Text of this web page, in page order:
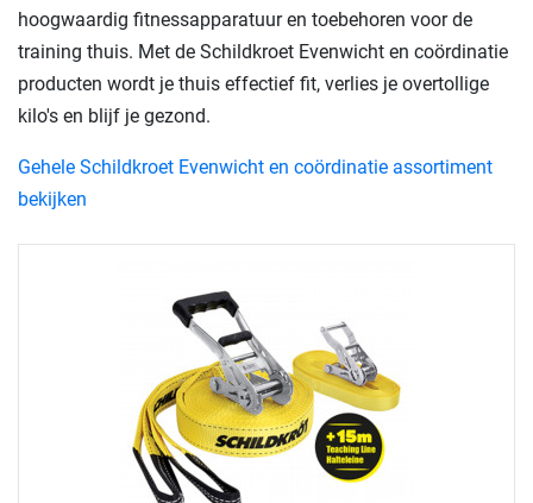
hoogwaardig fitnessapparatuur en toebehoren voor de
training thuis. Met de Schildkroet Evenwicht en coördinatie
producten wordt je thuis effectief fit, verlies je overtollige
kilo's en blijf je gezond.
Gehele Schildkroet Evenwicht en coördinatie assortiment
bekijken